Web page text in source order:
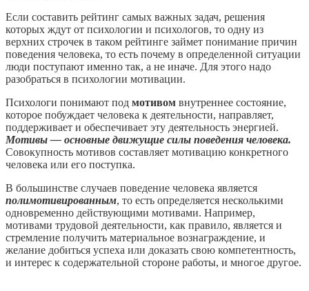
Если составить рейтинг самых важных задач, решения
которых ждут от психологии и психологов, то одну из
верхних строчек в таком рейтинге займет понимание причин
поведения человека, то есть почему в определенной ситуации
люди поступают именно так, а не иначе. Для этого надо
разобраться в психологии мотивации.
Психологи понимают под мотивом внутреннее состояние,
которое побуждает человека к деятельности, направляет,
поддерживает и обеспечивает эту деятельность энергией.
Мотивы — основные движущие силы поведения человека.
Совокупность мотивов составляет мотивацию конкретного
человека или его поступка.
В большинстве случаев поведение человека является
полимотивированным, то есть определяется несколькими
одновременно действующими мотивами. Например,
мотивами трудовой деятельности, как правило, является и
стремление получить материальное вознаграждение, и
желание добиться успеха или доказать свою компетентность,
и интерес к содержательной стороне работы, и многое другое.